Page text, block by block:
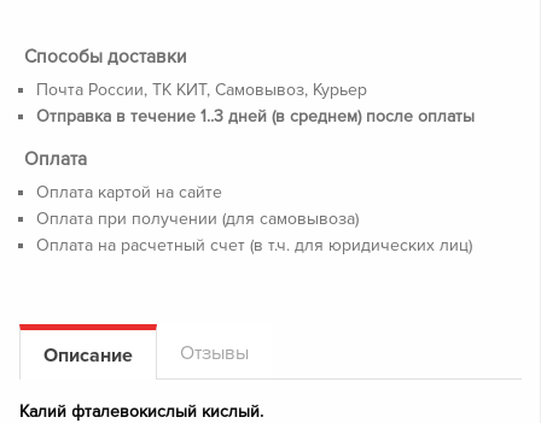
Способы доставки
Почта России, ТК КИТ, Самовывоз, Курьер
Отправка в течение 1..3 дней (в среднем) после оплаты
Оплата
Оплата картой на сайте
Оплата при получении (для самовывоза)
Оплата на расчетный счет (в т.ч. для юридических лиц)
Описание Отзывы
Калий фталевокислый кислый.